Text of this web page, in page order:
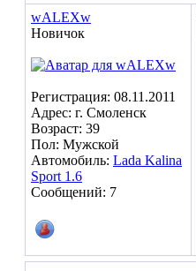
wALEXw
Новичок
Регистрация: 08.11.2011
Адрес: г. Смоленск
Возраст: 39
Пол: Мужской
Автомобиль: Lada Kalina
Sport 1.6
Сообщений: 7